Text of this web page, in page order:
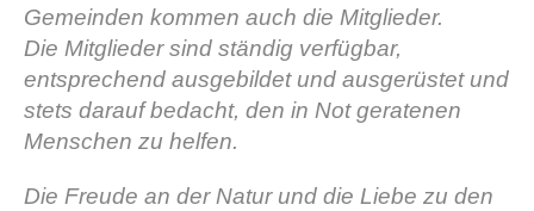
Gemeinden kommen auch die Mitglieder.
Die Mitglieder sind ständig verfügbar,
entsprechend ausgebildet und ausgerüstet und
stets darauf bedacht, den in Not geratenen
Menschen zu helfen.
Die Freude an der Natur und die Liebe zu den